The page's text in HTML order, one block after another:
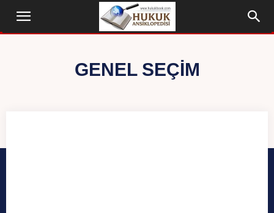
GENEL SEÇIM